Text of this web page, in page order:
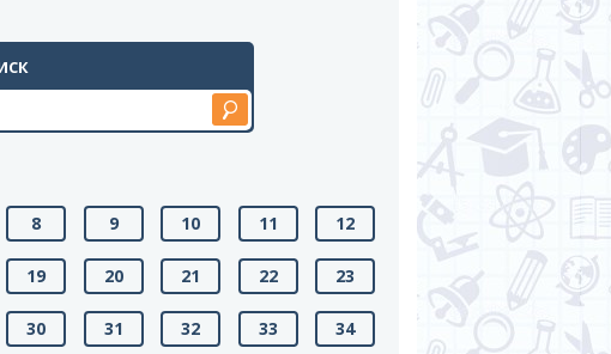
8 9 10 11 12
19 20 21 22 23
30 31 32 33 34